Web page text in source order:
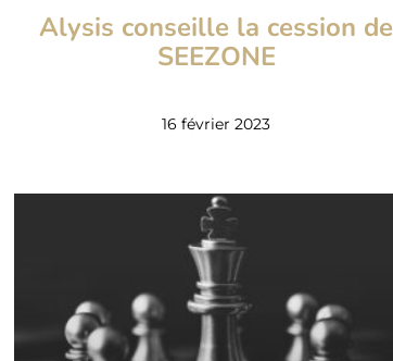
Alysis conseille la cession de
SEEZONE
16 février 2023